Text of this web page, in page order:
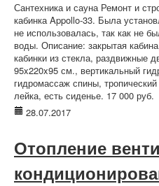
Сантехника и сауна Ремонт и
кабинка Appollo-33. Была
не использовалась, так как не
воды. Описание: закрытая
кабинки из стекла, раздвижные
95x220x95 см., вертикальный
гидромассаж спины,
лейка, есть сиденье. 17 000 руб.
28.07.2017
Отопление